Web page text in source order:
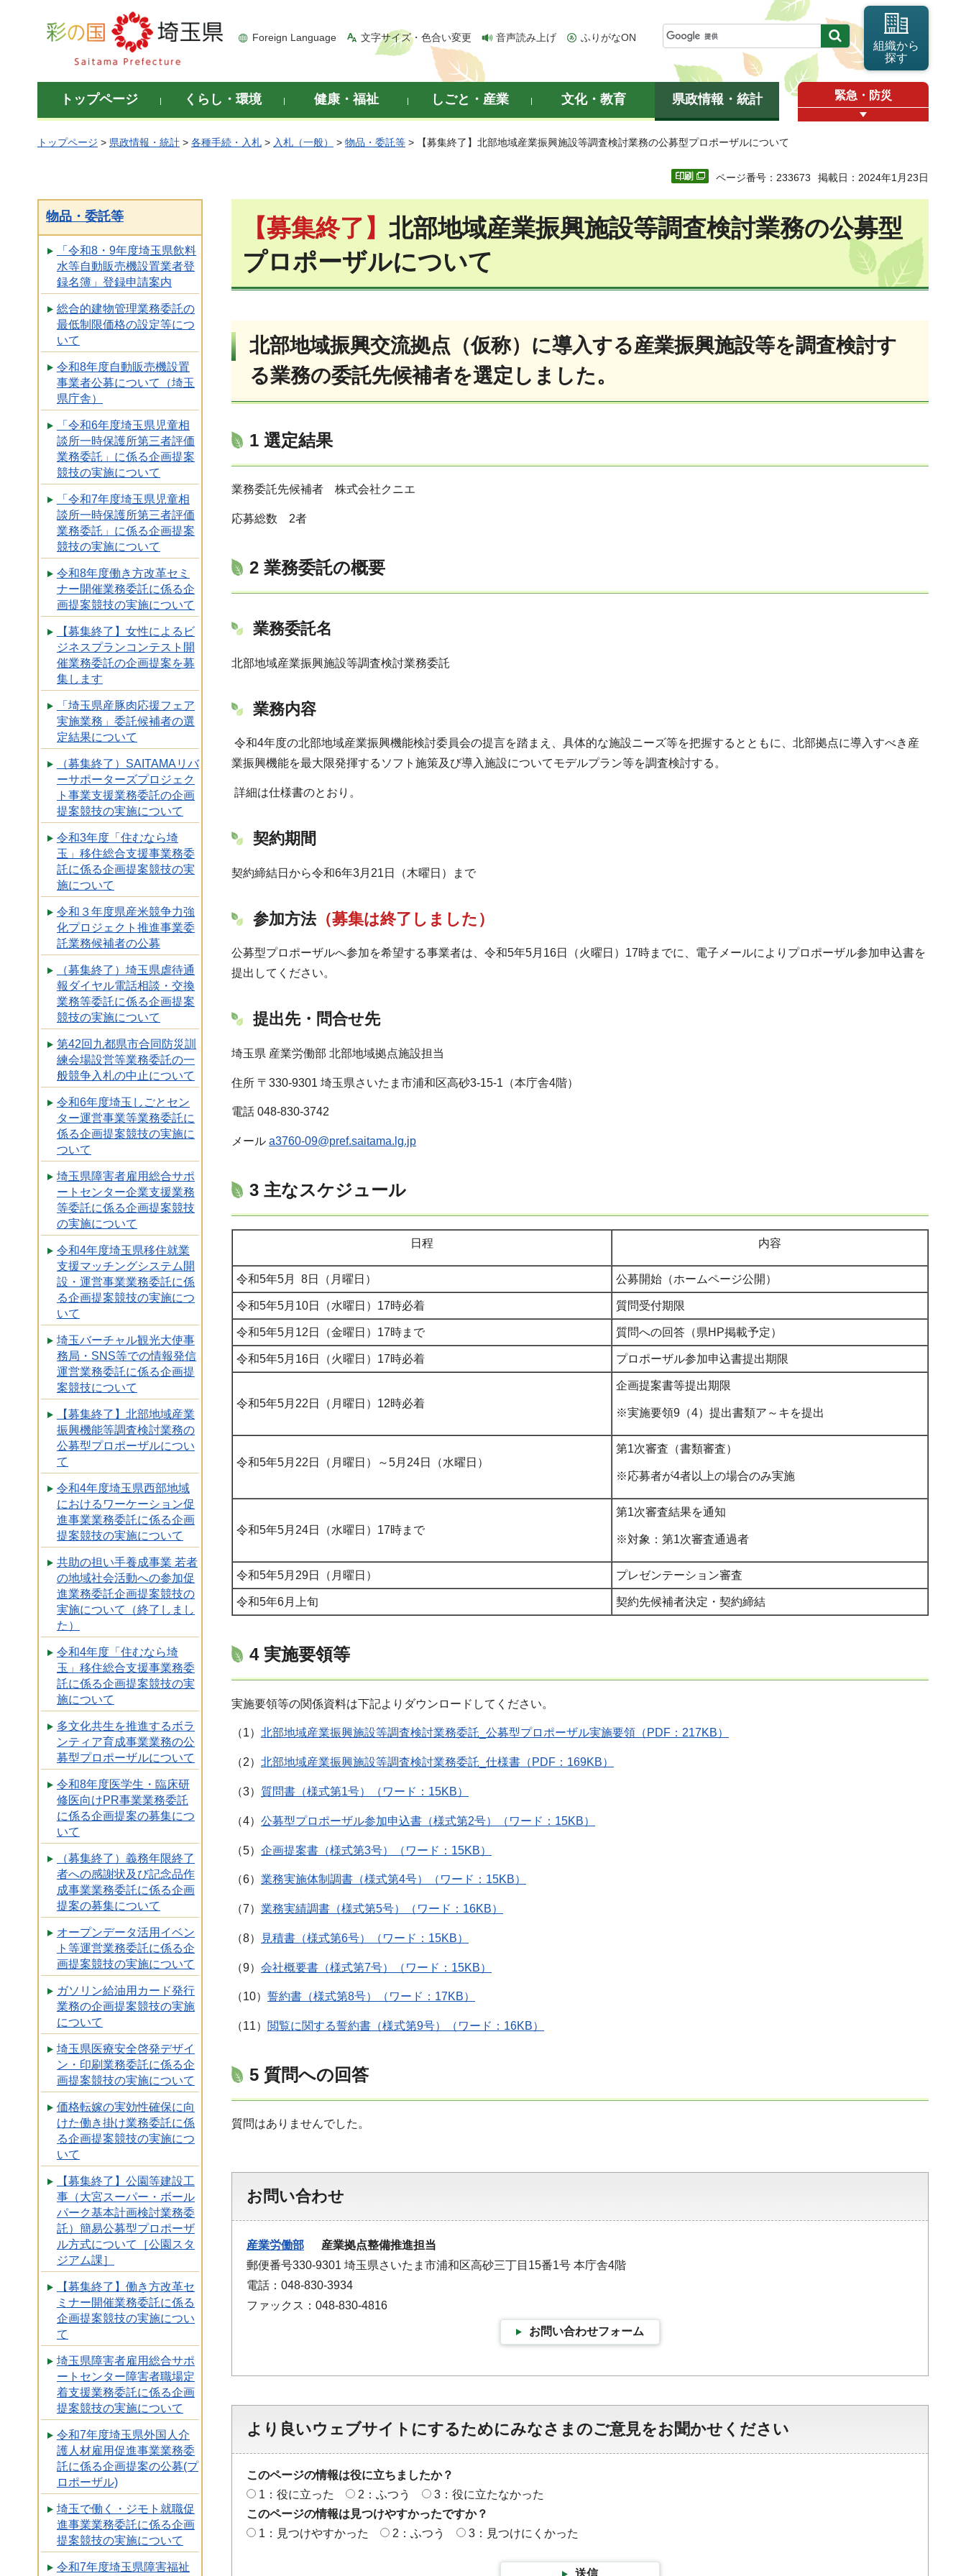
彩の国 埼玉県
Foreign Language 文字サイズ・色合い変更 音声読み上げ ふりがなON
組織から
探す
トップページ くらし・環境 健康・福祉 しごと・産業 文化・教育 県政情報・統計 緊急・防災
トップページ > 県政情報・統計 > 各種手続・入札 > 入札（一般） > 物品・委託等 > 【募集終了】北部地域産業振興施設等調査検討業務の公募型プロポーザルについて
ページ番号：233673 掲載日：2024年1月23日
物品・委託等
「令和8・9年度埼玉県飲料
水等自動販売機設置業者登
録名簿」登録申請案内
総合的建物管理業務委託の
最低制限価格の設定等につ
いて
令和8年度自動販売機設置
事業者公募について（埼玉
県庁舎）
「令和6年度埼玉県児童相
談所一時保護所第三者評価
業務委託」に係る企画提案
競技の実施について
「令和7年度埼玉県児童相
談所一時保護所第三者評価
業務委託」に係る企画提案
競技の実施について
令和8年度働き方改革セミ
ナー開催業務委託に係る企
画提案競技の実施について
【募集終了】女性によるビ
ジネスプランコンテスト開
催業務委託の企画提案を募
集します
「埼玉県産豚肉応援フェア
実施業務」委託候補者の選
定結果について
（募集終了）SAITAMAリバ
ーサポーターズプロジェク
ト事業支援業務委託の企画
提案競技の実施について
令和3年度「住むなら埼
玉」移住総合支援事業務委
託に係る企画提案競技の実
施について
令和３年度県産米競争力強
化プロジェクト推進事業委
託業務候補者の公募
（募集終了）埼玉県虐待通
報ダイヤル電話相談・交換
業務等委託に係る企画提案
競技の実施について
第42回九都県市合同防災訓
練会場設営等業務委託の一
般競争入札の中止について
令和6年度埼玉しごとセン
ター運営事業等業務委託に
係る企画提案競技の実施に
ついて
埼玉県障害者雇用総合サポ
ートセンター企業支援業務
等委託に係る企画提案競技
の実施について
令和4年度埼玉県移住就業
支援マッチングシステム開
設・運営事業業務委託に係
る企画提案競技の実施につ
いて
埼玉バーチャル観光大使事
務局・SNS等での情報発信
運営業務委託に係る企画提
案競技について
【募集終了】北部地域産業
振興機能等調査検討業務の
公募型プロポーザルについ
て
令和4年度埼玉県西部地域
におけるワーケーション促
進事業業務委託に係る企画
提案競技の実施について
共助の担い手養成事業 若者
の地域社会活動への参加促
進業務委託企画提案競技の
実施について（終了しまし
た）
令和4年度「住むなら埼
玉」移住総合支援事業務委
託に係る企画提案競技の実
施について
多文化共生を推進するボラ
ンティア育成事業業務の公
募型プロポーザルについて
令和8年度医学生・臨床研
修医向けPR事業業務委託
に係る企画提案の募集につ
いて
（募集終了）義務年限終了
者への感謝状及び記念品作
成事業業務委託に係る企画
提案の募集について
オープンデータ活用イベン
ト等運営業務委託に係る企
画提案競技の実施について
ガソリン給油用カード発行
業務の企画提案競技の実施
について
埼玉県医療安全啓発デザイ
ン・印刷業務委託に係る企
画提案競技の実施について
価格転嫁の実効性確保に向
けた働き掛け業務委託に係
る企画提案競技の実施につ
いて
【募集終了】公園等建設工
事（大宮スーパー・ボール
パーク基本計画検討業務委
託）簡易公募型プロポーザ
ル方式について［公園スタ
ジアム課］
【募集終了】働き方改革セ
ミナー開催業務委託に係る
企画提案競技の実施につい
て
埼玉県障害者雇用総合サポ
ートセンター障害者職場定
着支援業務委託に係る企画
提案競技の実施について
令和7年度埼玉県外国人介
護人材雇用促進事業業務委
託に係る企画提案の公募(プ
ロポーザル)
埼玉で働く・ジモト就職促
進事業業務委託に係る企画
提案競技の実施について
令和7年度埼玉県障害福祉
【募集終了】 北部地域産業振興施設等調査検討業務の公募型
プロポーザルについて
北部地域振興交流拠点（仮称）に導入する産業振興施設等を調査検討す
る業務の委託先候補者を選定しました。
1 選定結果
業務委託先候補者 株式会社クニエ
応募総数 2者
2 業務委託の概要
業務委託名
北部地域産業振興施設等調査検討業務委託
業務内容
令和4年度の北部地域産業振興機能検討委員会の提言を踏まえ、具体的な施設ニーズ等を把握するとともに、北部拠点に導入すべき産
業振興機能を最大限発揮するソフト施策及び導入施設についてモデルプラン等を調査検討する。
詳細は仕様書のとおり。
契約期間
契約締結日から令和6年3月21日（木曜日）まで
参加方法（募集は終了しました）
公募型プロポーザルへ参加を希望する事業者は、令和5年5月16日（火曜日）17時までに、電子メールによりプロポーザル参加申込書を
提出してください。
提出先・問合せ先
埼玉県 産業労働部 北部地域拠点施設担当
住所 〒330-9301 埼玉県さいたま市浦和区高砂3-15-1（本庁舎4階）
電話 048-830-3742
メール a3760-09@pref.saitama.lg.jp
3 主なスケジュール
日程 内容
令和5年5月 8日（月曜日） 公募開始（ホームページ公開）
令和5年5月10日（水曜日）17時必着 質問受付期限
令和5年5月12日（金曜日）17時まで 質問への回答（県HP掲載予定）
令和5年5月16日（火曜日）17時必着 プロポーザル参加申込書提出期限
令和5年5月22日（月曜日）12時必着
企画提案書等提出期限
※実施要領9（4）提出書類ア～キを提出
令和5年5月22日（月曜日）～5月24日（水曜日）
第1次審査（書類審査）
※応募者が4者以上の場合のみ実施
令和5年5月24日（水曜日）17時まで
第1次審査結果を通知
※対象：第1次審査通過者
令和5年5月29日（月曜日） プレゼンテーション審査
令和5年6月上旬 契約先候補者決定・契約締結
4 実施要領等
実施要領等の関係資料は下記よりダウンロードしてください。
（1） 北部地域産業振興施設等調査検討業務委託_公募型プロポーザル実施要領（PDF：217KB）
（2） 北部地域産業振興施設等調査検討業務委託_仕様書（PDF：169KB）
（3） 質問書（様式第1号）（ワード：15KB）
（4） 公募型プロポーザル参加申込書（様式第2号）（ワード：15KB）
（5） 企画提案書（様式第3号）（ワード：15KB）
（6） 業務実施体制調書（様式第4号）（ワード：15KB）
（7） 業務実績調書（様式第5号）（ワード：16KB）
（8） 見積書（様式第6号）（ワード：15KB）
（9） 会社概要書（様式第7号）（ワード：15KB）
（10） 誓約書（様式第8号）（ワード：17KB）
（11） 閲覧に関する誓約書（様式第9号）（ワード：16KB）
5 質問への回答
質問はありませんでした。
お問い合わせ
産業労働部 産業拠点整備推進担当
郵便番号330-9301 埼玉県さいたま市浦和区高砂三丁目15番1号 本庁舎4階
電話：048-830-3934
ファックス：048-830-4816
お問い合わせフォーム
より良いウェブサイトにするためにみなさまのご意見をお聞かせください
このページの情報は役に立ちましたか？
1：役に立った
2：ふつう
3：役に立たなかった
このページの情報は見つけやすかったですか？
1：見つけやすかった
2：ふつう 3：見つけにくかった
送信